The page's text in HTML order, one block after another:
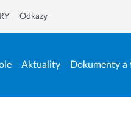
Aktuality Dokumenty a
Odkazy